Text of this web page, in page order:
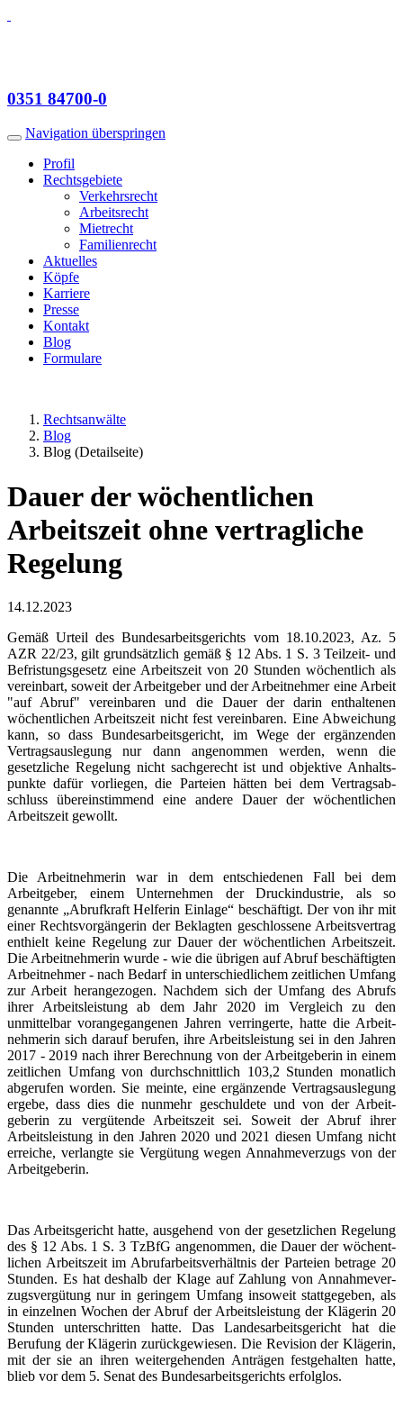
0351 84700-0
Navigation überspringen
Profil
Rechts­gebiete
Verkehrsrecht
Arbeitsrecht
Mietrecht
Famili­enrecht
Aktuelles
Köpfe
Karriere
Presse
Kontakt
Blog
Formulare
Rechts­anwälte
Blog
Blog (Detailseite)
Dauer der wöchent­lichen
Arbeitszeit ohne vertragliche
Regelung
14.12.2023
Gemäß Urteil des Bundes­ar­beits­ge­richts vom 18.10.2023, Az. 5
AZR 22/23, gilt grundsätzlich gemäß § 12 Abs. 1 S. 3 Teilzeit- und
Befris­tungs­gesetz eine Arbeitszeit von 20 Stunden wöchentlich als
vereinbart, soweit der Arbeitgeber und der Arbeit­nehmer eine Arbeit
"auf Abruf" vereinbaren und die Dauer der darin enthaltenen
wöchent­lichen Arbeitszeit nicht fest vereinbaren. Eine Abweichung
kann, so dass Bundes­ar­beits­gericht, im Wege der ergänzenden
Vertrags­aus­legung nur dann angenommen werden, wenn die
gesetzliche Regelung nicht sachgerecht ist und objektive Anhalts­
punkte dafür vorliegen, die Parteien hätten bei dem Vertrags­ab­
schluss überein­stimmend eine andere Dauer der wöchent­lichen
Arbeitszeit gewollt.
Die Arbeit­nehmerin war in dem entschiedenen Fall bei dem
Arbeitgeber, einem Unternehmen der Druckin­dustrie, als so
genannte „Abrufkraft Helferin Einlage“ beschäftigt. Der von ihr mit
einer Rechts­vor­gängerin der Beklagten geschlossene Arbeits­vertrag
enthielt keine Regelung zur Dauer der wöchent­lichen Arbeitszeit.
Die Arbeit­nehmerin wurde - wie die übrigen auf Abruf beschäf­tigten
Arbeit­nehmer - nach Bedarf in unterschied­lichem zeitlichen Umfang
zur Arbeit herangezogen. Nachdem sich der Umfang des Abrufs
ihrer Arbeits­leistung ab dem Jahr 2020 im Vergleich zu den
unmittelbar vorange­gangenen Jahren verringerte, hatte die Arbeit­
nehmerin sich darauf berufen, ihre Arbeits­leistung sei in den Jahren
2017 - 2019 nach ihrer Berechnung von der Arbeit­geberin in einem
zeitlichen Umfang von durchschnittlich 103,2 Stunden monatlich
abgerufen worden. Sie meinte, eine ergänzende Vertrags­aus­legung
ergebe, dass dies die nunmehr geschuldete und von der Arbeit­
geberin zu vergütende Arbeitszeit sei. Soweit der Abruf ihrer
Arbeits­leistung in den Jahren 2020 und 2021 diesen Umfang nicht
erreiche, verlangte sie Vergütung wegen Annahme­verzugs von der
Arbeit­geberin.
Das Arbeits­gericht hatte, ausgehend von der gesetz­lichen Regelung
des § 12 Abs. 1 S. 3 TzBfG angenommen, die Dauer der wöchent­
lichen Arbeitszeit im Abrufar­beits­ver­hältnis der Parteien betrage 20
Stunden. Es hat deshalb der Klage auf Zahlung von Annahme­ver­
zugs­ver­gütung nur in geringem Umfang insoweit stattgegeben, als
in einzelnen Wochen der Abruf der Arbeits­leistung der Klägerin 20
Stunden unterschritten hatte. Das Landes­ar­beits­gericht hat die
Berufung der Klägerin zurück­ge­wiesen. Die Revision der Klägerin,
mit der sie an ihren weiter­ge­henden Anträgen festge­halten hatte,
blieb vor dem 5. Senat des Bundes­ar­beits­ge­richts erfolglos.